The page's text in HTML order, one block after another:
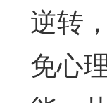
逆转
免心